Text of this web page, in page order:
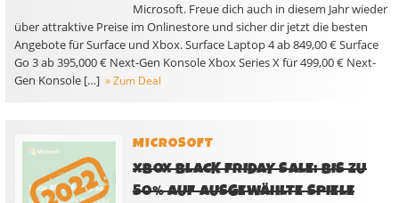
Microsoft. Freue dich auch in diesem Jahr wieder
über attraktive Preise im Onlinestore und sicher dir jetzt die besten
Angebote für Surface und Xbox. Surface Laptop 4 ab 849,00 € Surface
Go 3 ab 395,000 € Next-Gen Konsole Xbox Series X für 499,00 € Next-
Gen Konsole […] » Zum Deal
MICROSOFT
XBOX BLACK FRIDAY SALE: BIS ZU
50% AUF AUSGEWÄHLTE SPIELE